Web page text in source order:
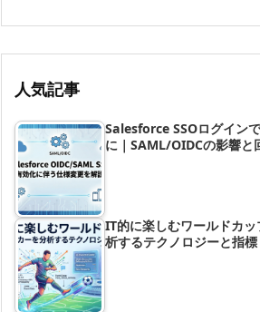
人気記事
Salesforce SSOログイン
に｜SAML/OIDCの影響と
IT的に楽しむワールドカ
析するテクノロジーと指標